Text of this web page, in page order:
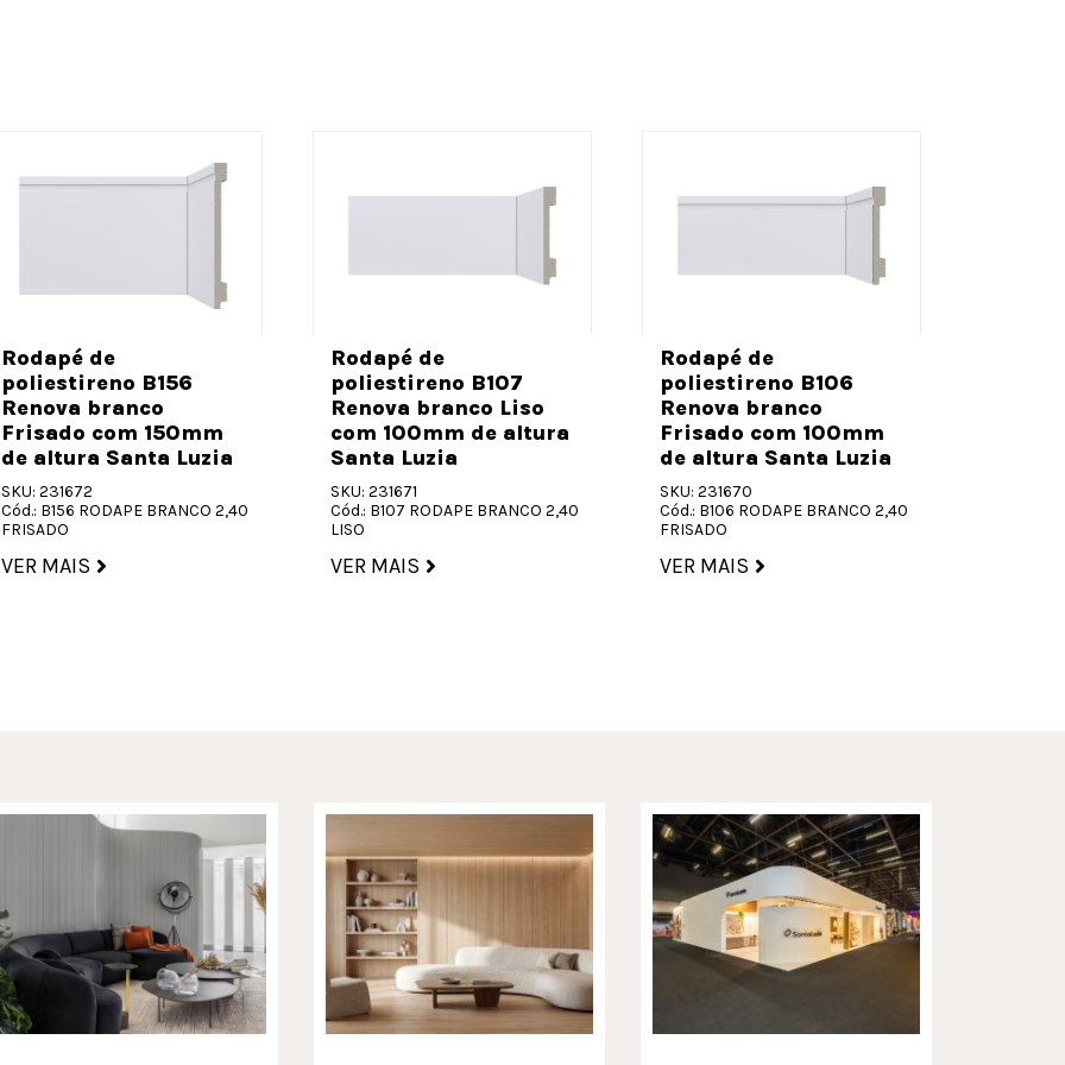
Rodapé de
poliestireno B156
Renova branco
Frisado com 150mm
de altura Santa Luzia
SKU: 231672
Cód.: B156 RODAPE BRANCO 2,40
FRISADO
VER MAIS
Rodapé de
poliestireno B107
Renova branco Liso
com 100mm de altura
Santa Luzia
SKU: 231671
Cód.: B107 RODAPE BRANCO 2,40
LISO
VER MAIS
Rodapé de
poliestireno B106
Renova branco
Frisado com 100mm
de altura Santa Luzia
SKU: 231670
Cód.: B106 RODAPE BRANCO 2,40
FRISADO
VER MAIS